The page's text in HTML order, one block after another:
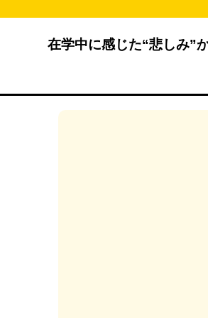
在学中に感じた“悲しみ”